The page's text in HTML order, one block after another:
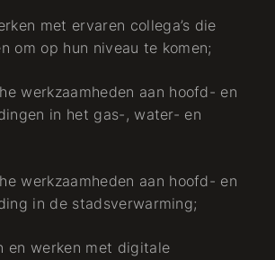
met ervaren collega’s die
om op hun niveau te komen;
werkzaamheden aan hoofd- en
in het gas-, water- en
werkzaamheden aan hoofd- en
in de stadsverwarming;
en werken met digitale